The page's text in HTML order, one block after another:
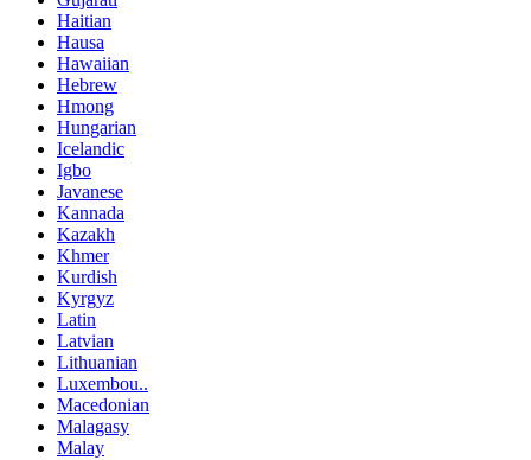
Haitian
Hausa
Hawaiian
Hebrew
Hmong
Hungarian
Icelandic
Igbo
Javanese
Kannada
Kazakh
Khmer
Kurdish
Kyrgyz
Latin
Latvian
Lithuanian
Luxembou..
Macedonian
Malagasy
Malay